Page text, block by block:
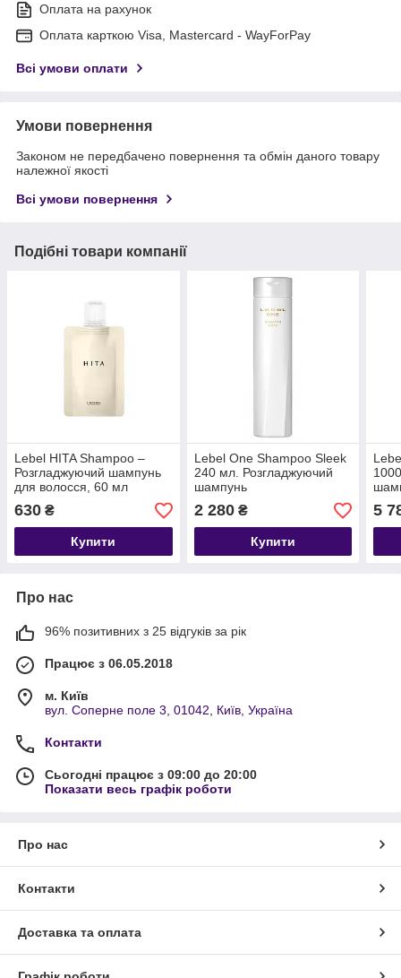
Оплата на рахунок
Оплата карткою Visa, Mastercard - WayForPay
Всі умови оплати
Умови повернення
Законом не передбачено повернення та обмін даного товару
належної якості
Всі умови повернення
Подібні товари компанії
Lebel HITA Shampoo –
Розгладжуючий шампунь
для волосся, 60 мл
630 ₴
Купити
Lebel One Shampoo Sleek
240 мл. Розгладжуючий
шампунь
2 280₴
Купити
5
Про нас
96% позитивних з 25 відгуків за рік
Працює з 06.05.2018
м. Київ
вул. Соперне поле 3, 01042, Київ, Україна
Контакти
Сьогодні працює з 09:00 до 20:00
Показати весь графік роботи
Про нас
Контакти
Доставка та оплата